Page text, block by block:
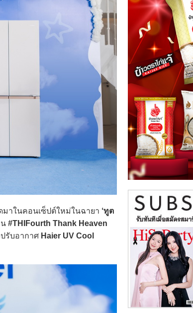
มาในคอนเซ็ปต์ใหม่ในฉายา ‘ทูต
#THIFourth Thank Heaven
รับอากาศ Haier UV Cool